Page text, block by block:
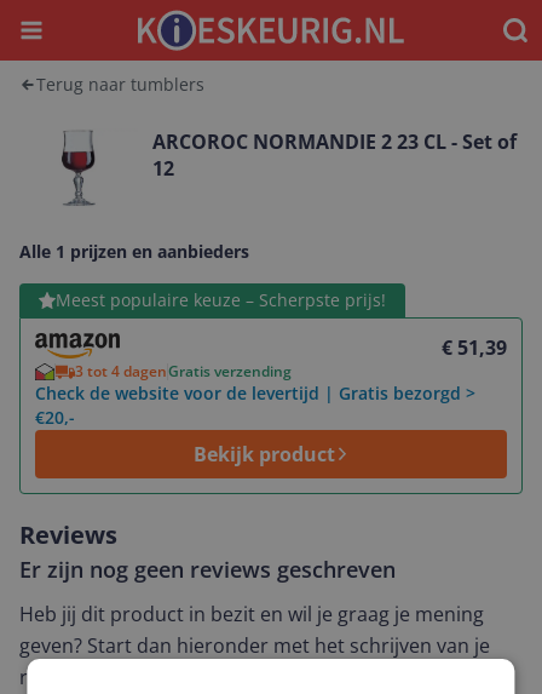
Menu
Terug naar tumblers
ARCOROC NORMANDIE 2 23 CL - Set of
12
Alle 1 prijzen en aanbieders
Meest populaire keuze – Scherpste prijs!
€ 51,39
3 tot 4 dagenGratis verzending
Check de website voor de levertijd | Gratis bezorgd >
€20,-
Bekijk product
Bekijk product
Reviews
Er zijn nog geen reviews geschreven
Heb jij dit product in bezit en wil je graag je mening
geven? Start dan hieronder met het schrijven van je
review. Afhankelijk van de details duurt het schrijven